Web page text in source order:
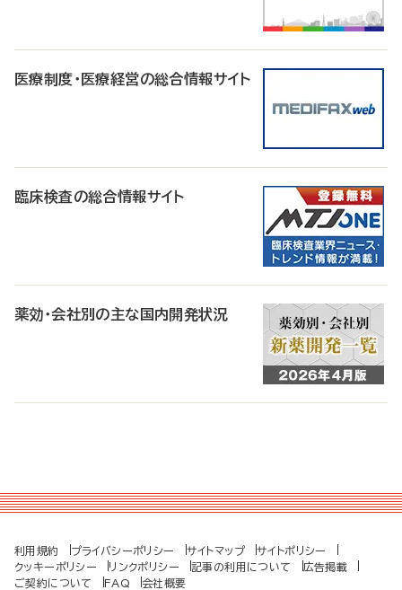
医療制度・医療経営の総合情報サイト
臨床検査の総合情報サイト
薬効・会社別の主な国内開発状況
利用規約 プライバシーポリシー サイトマップ
サイトポリシー
クッキーポリシー
リンクポリシー 記事の利用について
広告掲載
ご契約について
FAQ 会社概要